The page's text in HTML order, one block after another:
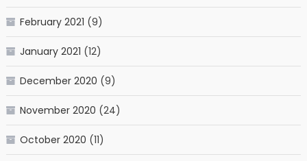
February 2021 (9)
January 2021 (12)
December 2020 (9)
November 2020 (24)
October 2020 (11)